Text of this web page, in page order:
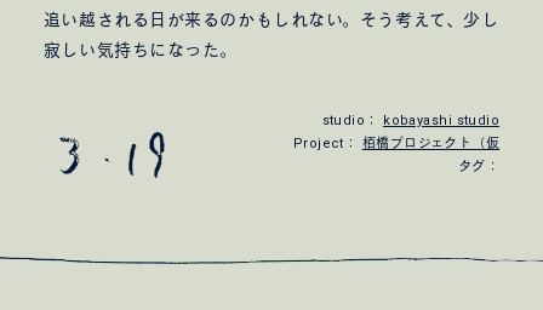
追い越される日が来るのかもしれない。そう考えて、少し
寂しい気持ちになった。
studio：
kobayashi studio
Project：
栢橋プロジェクト（仮
タグ：